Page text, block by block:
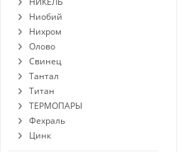
Ниобий
Нихром
Олово
Свинец
Тантал
Титан
ТЕРМОПАРЫ
Фехраль
Цинк